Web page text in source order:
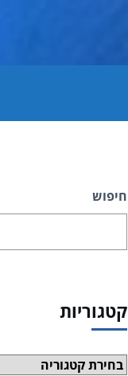
חיפוש
קטגוריות
קטגוריות